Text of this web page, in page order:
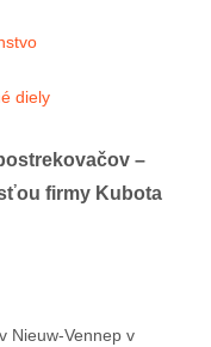
diely
–
firmy Kubota
Nieuw-Vennep v